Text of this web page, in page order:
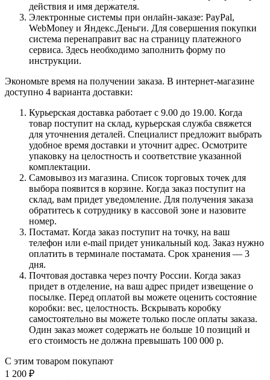
действия и имя держателя.
Электронные системы при онлайн-заказе: PayPal,
WebMoney и Яндекс.Деньги. Для совершения покупки
система перенаправит вас на страницу платежного
сервиса. Здесь необходимо заполнить форму по
инструкции.
Экономьте время на получении заказа. В интернет-магазине
доступно 4 варианта доставки:
Курьерская доставка работает с 9.00 до 19.00. Когда
товар поступит на склад, курьерская служба свяжется
для уточнения деталей. Специалист предложит выбрать
удобное время доставки и уточнит адрес. Осмотрите
упаковку на целостность и соответствие указанной
комплектации.
Самовывоз из магазина. Список торговых точек для
выбора появится в корзине. Когда заказ поступит на
склад, вам придет уведомление. Для получения заказа
обратитесь к сотруднику в кассовой зоне и назовите
номер.
Постамат. Когда заказ поступит на точку, на ваш
телефон или e-mail придет уникальный код. Заказ нужно
оплатить в терминале постамата. Срок хранения — 3
дня.
Почтовая доставка через почту России. Когда заказ
придет в отделение, на ваш адрес придет извещение о
посылке. Перед оплатой вы можете оценить состояние
коробки: вес, целостность. Вскрывать коробку
самостоятельно вы можете только после оплаты заказа.
Один заказ может содержать не больше 10 позиций и
его стоимость не должна превышать 100 000 р.
С этим товаром покупают
1 200 ₽